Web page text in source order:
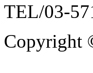
TEL/03-
Copyright